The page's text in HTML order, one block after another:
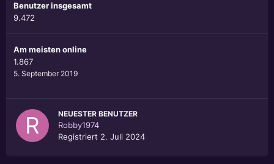
Benutzer insgesamt
9.472
Am meisten online
1.867
5. September 2019
NEUESTER BENUTZER
Robby1974
Registriert 2. Juli 2024